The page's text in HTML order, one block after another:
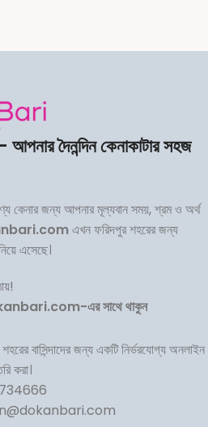
আপনার দৈনন্দিন কেনাকাটার সহজ
কেনার জন্য আপনার মূল্যবান সময়, শ্রম ও অর্থ
এখন ফরিদপুর শহরের জন্য
এসেছে।
এর সাথে থাকুন
বাসিন্দাদের জন্য একটি নির্ভরযোগ্য অনলাইন
করা।